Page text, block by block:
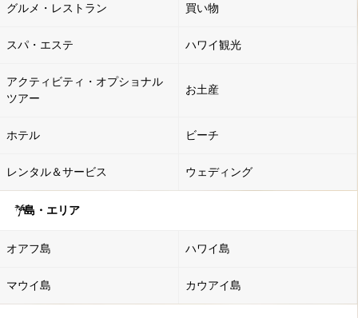
グルメ・レストラン 買い物
スパ・エステ ハワイ観光
アクティビティ・オプショナル
ツアー
お土産
ホテル ビーチ
レンタル＆サービス ウェディング
島・エリア
オアフ島 ハワイ島
マウイ島 カウアイ島